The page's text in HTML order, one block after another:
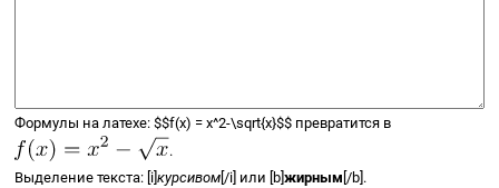
Формулы на латехе:$$f(x) =x^2-\sqrt{x}$$ превратится в
.
Выделение текста: [i]курсивом [/i] или [b]жирным [/b].